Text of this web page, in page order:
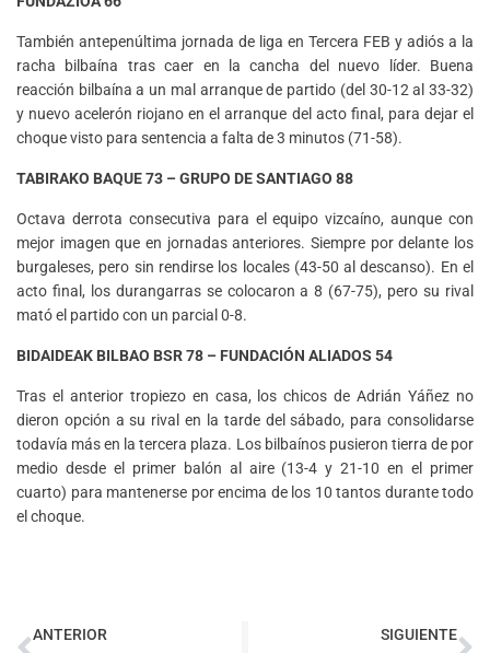
También antepenúltima jornada de liga en Tercera FEB y adiós a la
racha bilbaína tras caer en la cancha del nuevo líder. Buena
reacción bilbaína a un mal arranque de partido (del 30-12 al 33-32)
y nuevo acelerón riojano en el arranque del acto final, para dejar el
choque visto para sentencia a falta de 3 minutos (71-58).
TABIRAKO BAQUE 73 – GRUPO DE SANTIAGO 88
Octava derrota consecutiva para el equipo vizcaíno, aunque con
mejor imagen que en jornadas anteriores. Siempre por delante los
burgaleses, pero sin rendirse los locales (43-50 al descanso). En el
acto final, los durangarras se colocaron a 8 (67-75), pero su rival
mató el partido con un parcial 0-8.
BIDAIDEAK BILBAO BSR 78 – FUNDACIÓN ALIADOS 54
Tras el anterior tropiezo en casa, los chicos de Adrián Yáñez no
dieron opción a su rival en la tarde del sábado, para consolidarse
todavía más en la tercera plaza. Los bilbaínos pusieron tierra de por
medio desde el primer balón al aire (13-4 y 21-10 en el primer
cuarto) para mantenerse por encima de los 10 tantos durante todo
el choque.
ANTERIOR SIGUIENTE